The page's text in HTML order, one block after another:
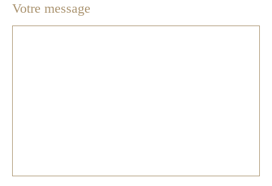
Votre message